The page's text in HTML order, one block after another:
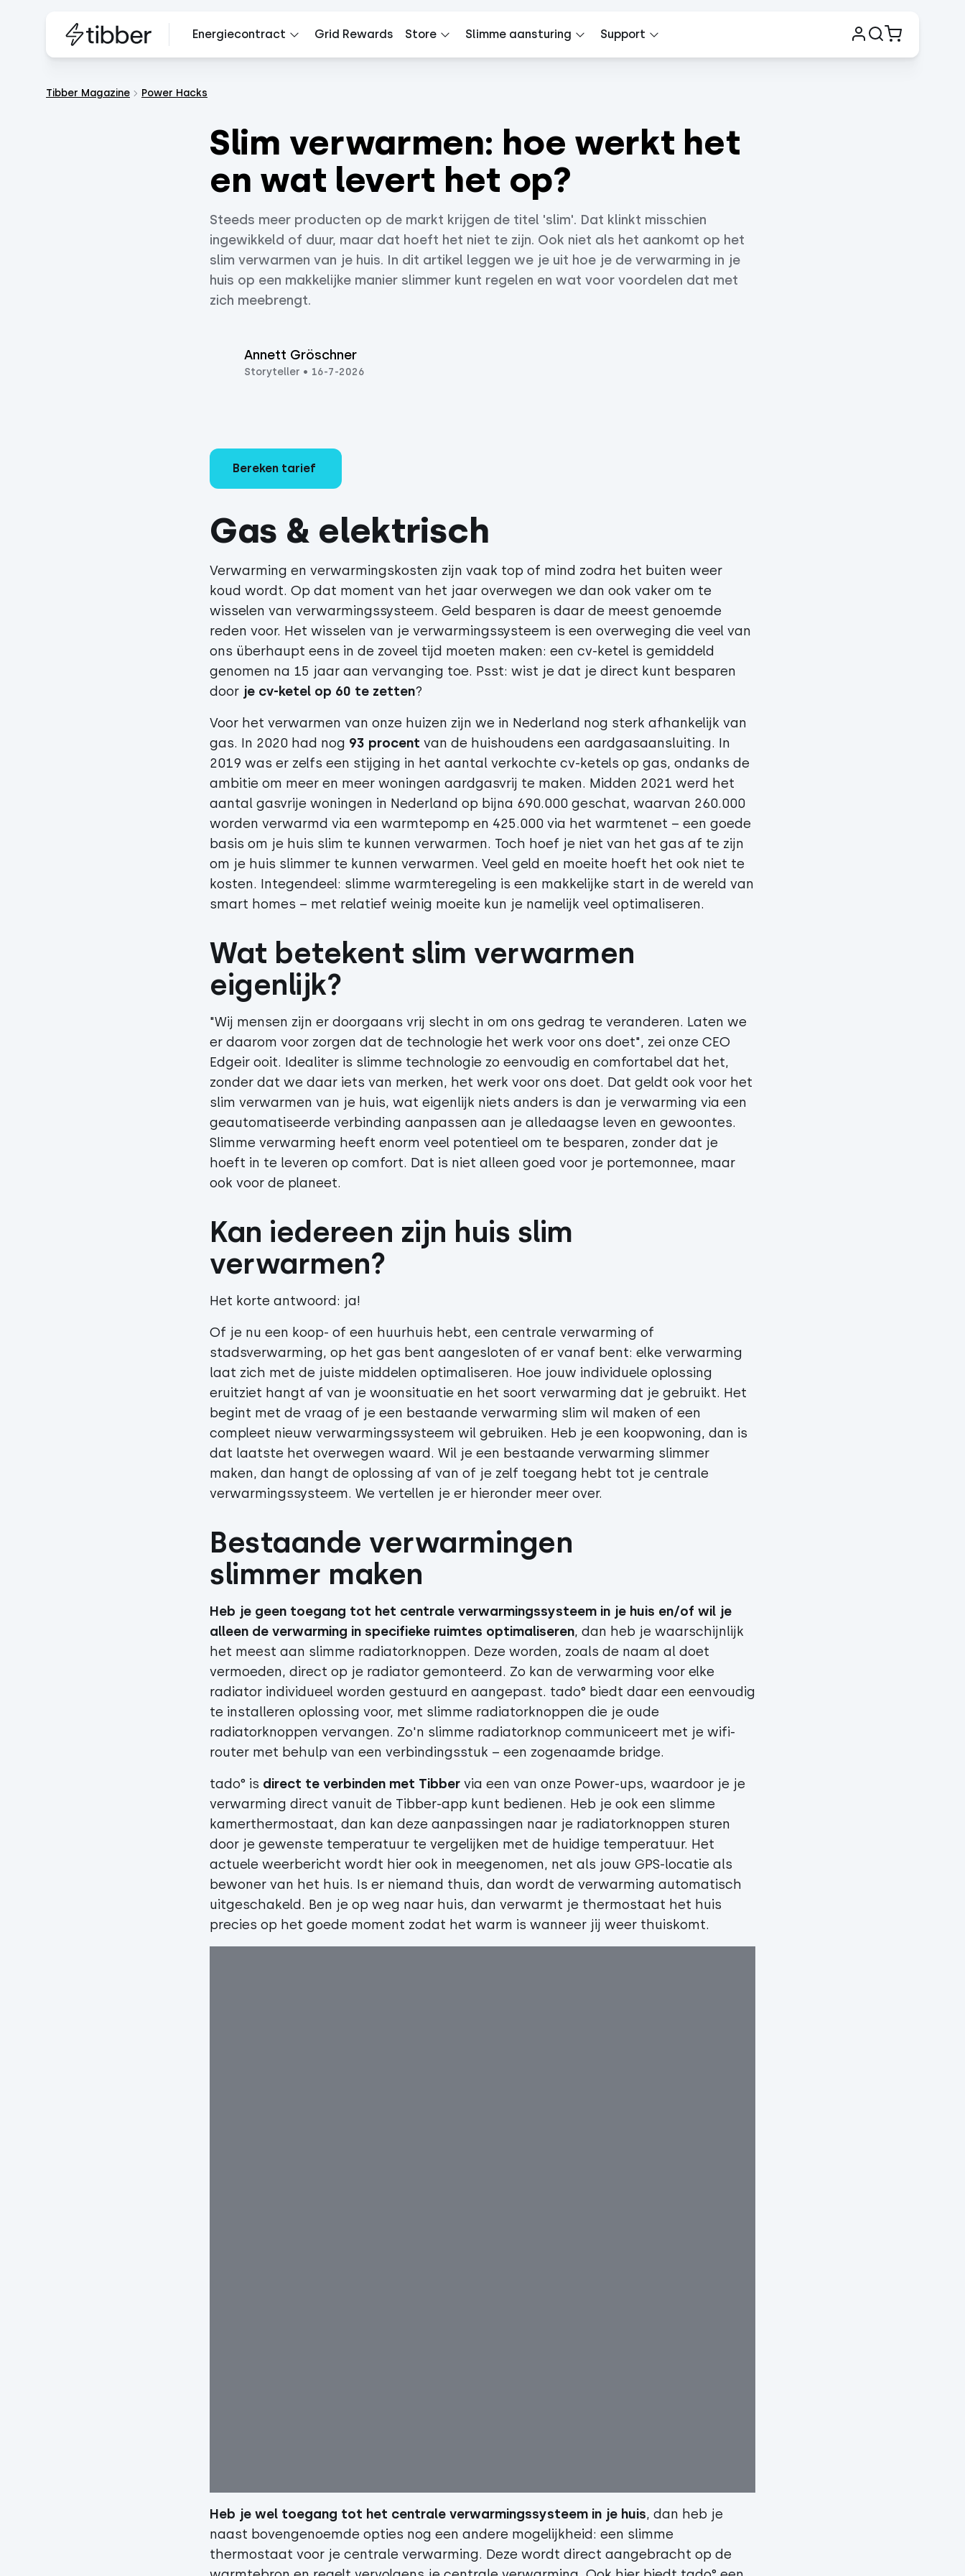
Energiecontract Grid Rewards Store Slimme aansturing Support
Tibber Magazine Power Hacks
Slim verwarmen: hoe werkt het
en wat levert het op?
Steeds meer producten op de markt krijgen de titel 'slim'. Dat klinkt misschien
ingewikkeld of duur, maar dat hoeft het niet te zijn. Ook niet als het aankomt op het
slim verwarmen van je huis. In dit artikel leggen we je uit hoe je de verwarming in je
huis op een makkelijke manier slimmer kunt regelen en wat voor voordelen dat met
zich meebrengt.
Annett Gröschner
Storyteller • 16-7-2026
Bereken tarief
Gas & elektrisch
Verwarming en verwarmingskosten zijn vaak top of mind zodra het buiten weer
koud wordt. Op dat moment van het jaar overwegen we dan ook vaker om te
wisselen van verwarmingssysteem. Geld besparen is daar de meest genoemde
reden voor. Het wisselen van je verwarmingssysteem is een overweging die veel van
ons überhaupt eens in de zoveel tijd moeten maken: een cv-ketel is gemiddeld
genomen na 15 jaar aan vervanging toe. Psst: wist je dat je direct kunt besparen
door je cv-ketel op 60 te zetten?
Voor het verwarmen van onze huizen zijn we in Nederland nog sterk afhankelijk van
gas. In 2020 had nog 93 procent van de huishoudens een aardgasaansluiting. In
2019 was er zelfs een stijging in het aantal verkochte cv-ketels op gas, ondanks de
ambitie om meer en meer woningen aardgasvrij te maken. Midden 2021 werd het
aantal gasvrije woningen in Nederland op bijna 690.000 geschat, waarvan 260.000
worden verwarmd via een warmtepomp en 425.000 via het warmtenet – een goede
basis om je huis slim te kunnen verwarmen. Toch hoef je niet van het gas af te zijn
om je huis slimmer te kunnen verwarmen. Veel geld en moeite hoeft het ook niet te
kosten. Integendeel: slimme warmteregeling is een makkelijke start in de wereld van
smart homes – met relatief weinig moeite kun je namelijk veel optimaliseren.
Wat betekent slim verwarmen
eigenlijk?
"Wij mensen zijn er doorgaans vrij slecht in om ons gedrag te veranderen. Laten we
er daarom voor zorgen dat de technologie het werk voor ons doet", zei onze CEO
Edgeir ooit. Idealiter is slimme technologie zo eenvoudig en comfortabel dat het,
zonder dat we daar iets van merken, het werk voor ons doet. Dat geldt ook voor het
slim verwarmen van je huis, wat eigenlijk niets anders is dan je verwarming via een
geautomatiseerde verbinding aanpassen aan je alledaagse leven en gewoontes.
Slimme verwarming heeft enorm veel potentieel om te besparen, zonder dat je
hoeft in te leveren op comfort. Dat is niet alleen goed voor je portemonnee, maar
ook voor de planeet.
Kan iedereen zijn huis slim
verwarmen?
Het korte antwoord: ja!
Of je nu een koop- of een huurhuis hebt, een centrale verwarming of
stadsverwarming, op het gas bent aangesloten of er vanaf bent: elke verwarming
laat zich met de juiste middelen optimaliseren. Hoe jouw individuele oplossing
eruitziet hangt af van je woonsituatie en het soort verwarming dat je gebruikt. Het
begint met de vraag of je een bestaande verwarming slim wil maken of een
compleet nieuw verwarmingssysteem wil gebruiken. Heb je een koopwoning, dan is
dat laatste het overwegen waard. Wil je een bestaande verwarming slimmer
maken, dan hangt de oplossing af van of je zelf toegang hebt tot je centrale
verwarmingssysteem. We vertellen je er hieronder meer over.
Bestaande verwarmingen
slimmer maken
Heb je geen toegang tot het centrale verwarmingssysteem in je huis en/of wil je
alleen de verwarming in specifieke ruimtes optimaliseren, dan heb je waarschijnlijk
het meest aan slimme radiatorknoppen. Deze worden, zoals de naam al doet
vermoeden, direct op je radiator gemonteerd. Zo kan de verwarming voor elke
radiator individueel worden gestuurd en aangepast. tado° biedt daar een eenvoudig
te installeren oplossing voor, met slimme radiatorknoppen die je oude
radiatorknoppen vervangen. Zo'n slimme radiatorknop communiceert met je wifi-
router met behulp van een verbindingsstuk – een zogenaamde bridge.
tado° is direct te verbinden met Tibber via een van onze Power-ups, waardoor je je
verwarming direct vanuit de Tibber-app kunt bedienen. Heb je ook een slimme
kamerthermostaat, dan kan deze aanpassingen naar je radiatorknoppen sturen
door je gewenste temperatuur te vergelijken met de huidige temperatuur. Het
actuele weerbericht wordt hier ook in meegenomen, net als jouw GPS-locatie als
bewoner van het huis. Is er niemand thuis, dan wordt de verwarming automatisch
uitgeschakeld. Ben je op weg naar huis, dan verwarmt je thermostaat het huis
precies op het goede moment zodat het warm is wanneer jij weer thuiskomt.
Heb je wel toegang tot het centrale verwarmingssysteem in je huis, dan heb je
naast bovengenoemde opties nog een andere mogelijkheid: een slimme
thermostaat voor je centrale verwarming. Deze wordt direct aangebracht op de